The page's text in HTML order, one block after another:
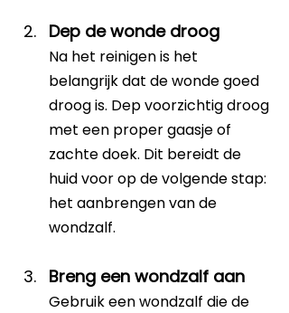
Dep de wonde droog
Na het reinigen is het
belangrijk dat de wonde goed
droog is. Dep voorzichtig droog
met een proper gaasje of
zachte doek. Dit bereidt de
huid voor op de volgende stap:
het aanbrengen van de
wondzalf.
Breng een wondzalf aan
Gebruik een wondzalf die de